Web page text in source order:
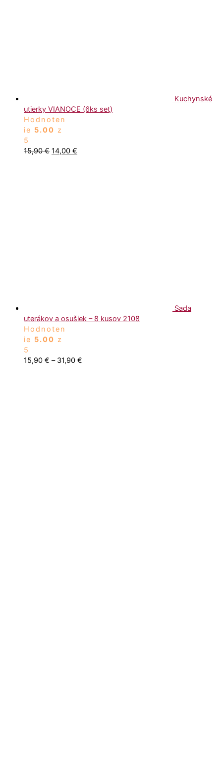
Kuchynské
utierky VIANOCE (6ks set)
Hodnoten
ie 5.00 z
5
15,90€ 14,00 €
Sada
uterákov a osušiek – 8 kusov 2108
Hodnoten
ie 5.00 z
5
15,90 € – 31,90 €